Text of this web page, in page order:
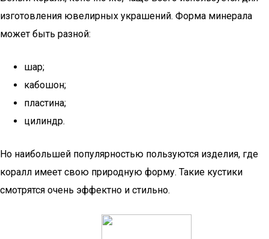
изготовления ювелирных украшений. Форма минерала
может быть разной:
шар;
кабошон;
пластина;
цилиндр.
Но наибольшей популярностью пользуются изделия, где
коралл имеет свою природную форму. Такие кустики
смотрятся очень эффектно и стильно.